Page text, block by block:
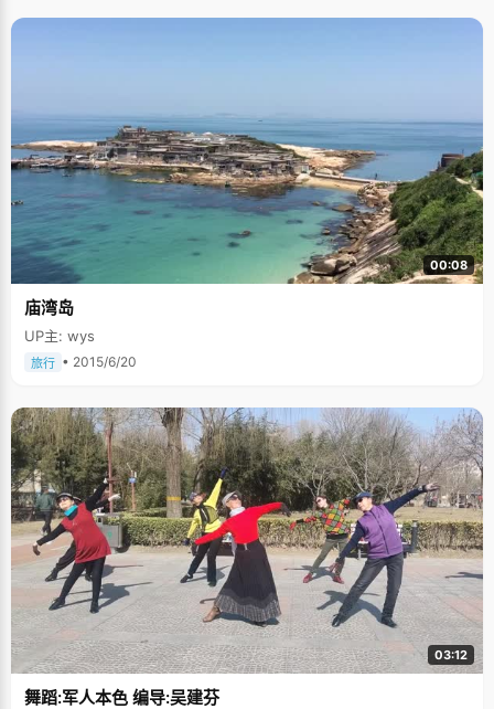
00:08
庙湾岛
UP主: wys
旅行 • 2015/6/20
03:12
舞蹈:军人本色 编导:吴建芬